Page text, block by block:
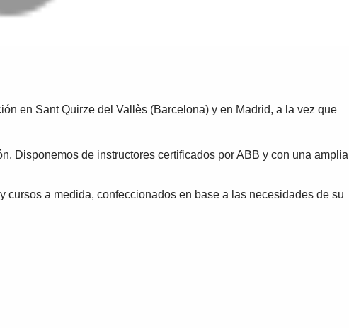
en Sant Quirze del Vallès (Barcelona) y en Madrid, a la vez que
Disponemos de instructores certificados por ABB y con una amplia
a medida, confeccionados en base a las necesidades de su